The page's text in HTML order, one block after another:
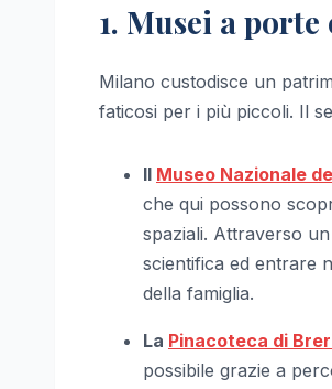
1. Musei a
Milano custodisce un
faticosi per i più piccoli. Il
Il Museo Nazionale
che qui possono
spaziali. Attraverso un
scientifica ed entrare
della famiglia.
La Pinacoteca di
possibile grazie a